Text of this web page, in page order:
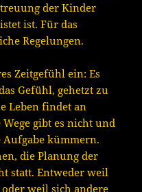
der Kinder
ist. Für das
Regelungen.
Zeitgefühl ein: Es
Gefühl, gehetzt zu
Leben findet an
gibt es nicht und
kümmern.
die Planung der
statt. Entweder weil
weil sich andere